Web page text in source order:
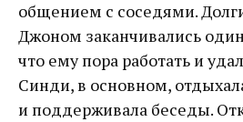
общением с соседями.
Джоном заканчивались
что ему пора работать и
Синди, в основном,
и поддерживала беседы.